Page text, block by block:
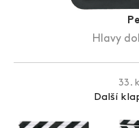
Hlavy
33.
Další